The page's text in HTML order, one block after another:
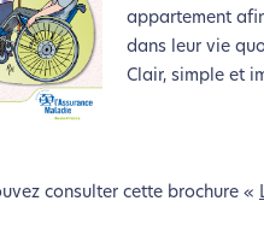
appartement
dans leur vie
Clair, simple et
consulter cette brochure «